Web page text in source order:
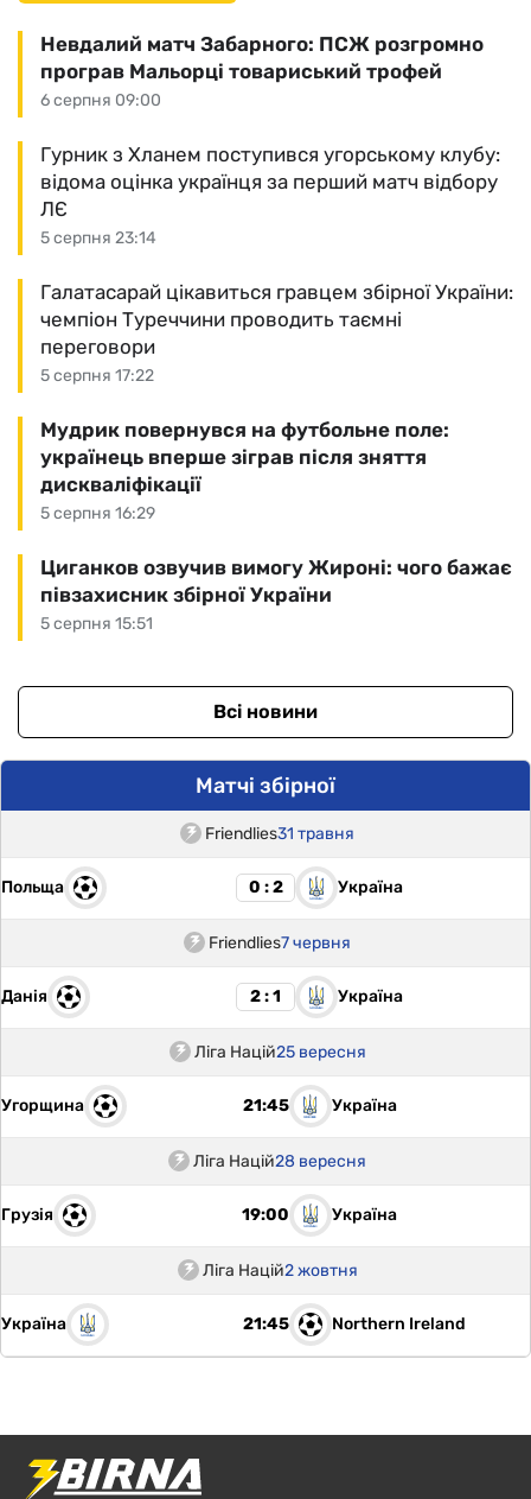
6 серпня 09:00
Невдалий матч Забарного: ПСЖ розгромно
програв Мальорці товариський трофей
5 серпня 23:14
Гурник з Хланем поступився угорському клубу:
відома оцінка українця за перший матч відбору
ЛЄ
5 серпня 17:22
Галатасарай цікавиться гравцем збірної України:
чемпіон Туреччини проводить таємні
переговори
5 серпня 16:29
Мудрик повернувся на футбольне поле:
українець вперше зіграв після зняття
дискваліфікації
5 серпня 15:51
Циганков озвучив вимогу Жироні: чого бажає
півзахисник збірної України
Всі новини
Матчі збірної
Friendlies31 травня
Польща 0 : 2 Україна
Friendlies7 червня
Данія 2 : 1 Україна
Ліга Націй25 вересня
Угорщина 21:45 Україна
Ліга Націй28 вересня
Грузія 19:00 Україна
Ліга Націй2 жовтня
Україна 21:45 Northern Ireland